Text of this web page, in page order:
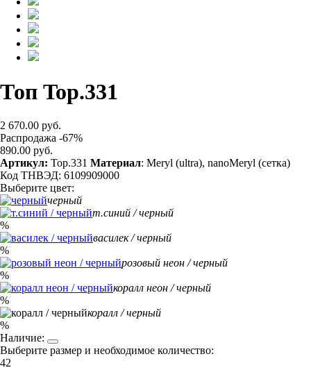
Топ Top.331
2 670.00 руб.
Распродажа -67%
890.00 руб.
Артикул: Top.331 Материал: Meryl (ultra), nanoMeryl (сетка)
Код ТНВЭД: 6109909000
Выберите цвет:
черный
т.синий / черный
%
василек / черный
%
розовый неон / черный
%
коралл неон / черный
%
коралл / черный
%
Наличие:
Выберите размер и необходимое количество:
42